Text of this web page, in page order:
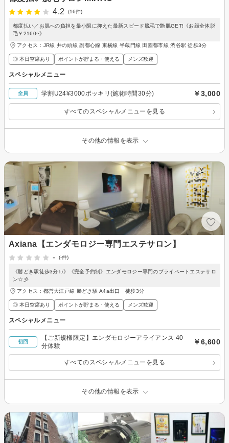
4.2
(16件)
都度払い／お肌への負担を最小限に抑えた最新スピード脱毛で艶肌GET!《お顔全体脱
毛￥2160~》
アクセス：JR線 井の頭線 副都心線 東横線 半蔵門線 田園都市線 渋谷駅 徒歩3分
◎ 本日空席あり ポイントが貯まる・使える メンズ歓迎
スペシャルメニュー
全員 学割U24¥3000ポッキリ(施術時間30分) ￥3,000
すべてのスペシャルメニューを見る
その他の情報を表示
Axiana【エンダモロジー専門エステサロン】
-
(-件)
《勝どき駅徒歩3分♪♪》《完全予約制》エンダモロジー専門のプライベートエステサロ
ン☆彡
アクセス：都営大江戸線 勝どき駅 A4a出口 徒歩3分
◎ 本日空席あり ポイントが貯まる・使える メンズ歓迎
スペシャルメニュー
初回
【ご新規様限定】エンダモロジーアライアンス 40
分体験
￥6,600
すべてのスペシャルメニューを見る
その他の情報を表示